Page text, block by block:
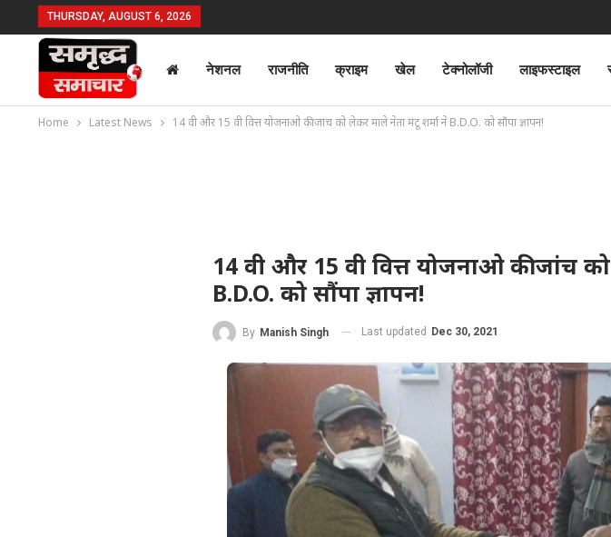
THURSDAY, AUGUST 6, 2026
नेशनल राजनीति क्राइम खेल टेक्नोलॉजी लाइफस्टाइल
Home Latest News 14 वी और 15 वी वित्त योजनाओ की जांच को लेकर माले नेता मंटू शर्मा ने B.D.O. को सौंपा ज्ञापन!
14 वी और 15 वी वित्त योजनाओ की जांच
B.D.O. को सौंपा ज्ञापन!
By Manish Singh Last updated Dec 30, 2021